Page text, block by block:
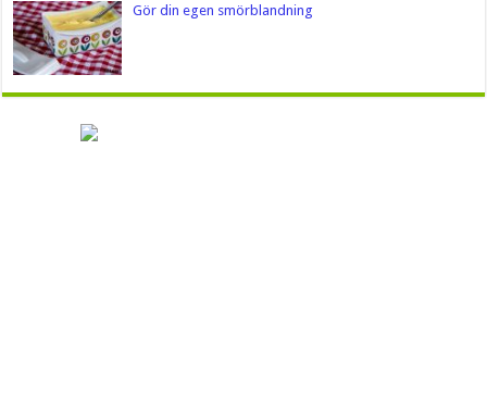
Gör din egen smörblandning